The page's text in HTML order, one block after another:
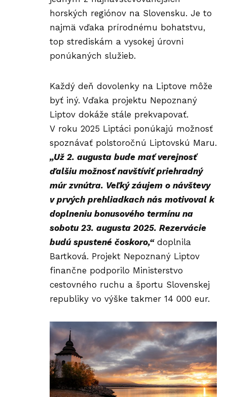
horských regiónov na Slovensku. Je to
najmä vďaka prírodnému bohatstvu,
top strediskám a vysokej úrovni
ponúkaných služieb.
Každý deň dovolenky na Liptove môže
byť iný. Vďaka projektu Nepoznaný
Liptov dokáže stále prekvapovať.
V roku 2025 Liptáci ponúkajú možnosť
spoznávať polstoročnú Liptovskú Maru.
„Už 2. augusta bude mať verejnosť
ďalšiu možnosť navštíviťpriehradný
múr zvnútra. Veľký záujem o návštevy
v prvých prehliadkach nás motivoval k
doplneniu bonusového termínu na
sobotu 23. augusta 2025. Rezervácie
budú spustené čoskoro,“doplnila
Bartková. Projekt Nepoznaný Liptov
finančne podporilo Ministerstvo
cestovného ruchu a športu Slovenskej
republiky vo výške takmer 14 000 eur.